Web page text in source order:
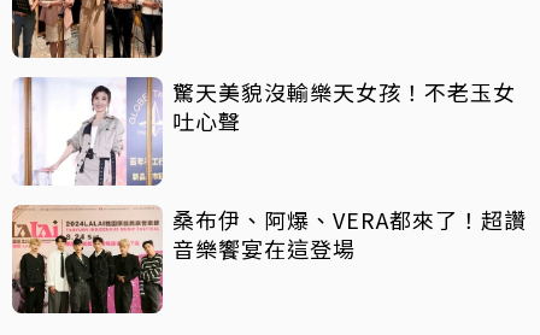
驚天美貌沒輸樂天女孩！不老玉女
吐心聲
桑布伊、阿爆、VERA都來了！超讚
音樂饗宴在這登場